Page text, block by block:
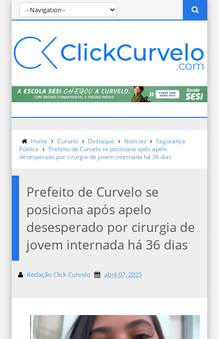
Home Curvelo Destaque Notícias
Segurança
Pública
Prefeito de Curvelo se posiciona após apelo
desesperado por cirurgia de jovem internada há 36 dias
Prefeito de Curvelo se
posiciona após apelo
desesperado por cirurgia de
jovem internada há 36 dias
Redação Click Curvelo abril 07, 2025